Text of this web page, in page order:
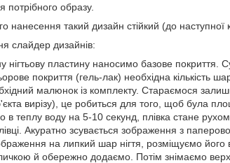
потрібного образу.
такий дизайн стійкий (до наступної
слайдер дизайнів:
нігтьову пластину наносимо базове покриття.
покриття (гель-лак) необхідна кількість
малюнок із комплекту. Стараємося
вирізу), це робиться для того, щоб була
в теплу воду на 5-10 секунд, плівка стане
Акуратно зсувається зображення з
на липкий шар нігтя, розміщуємо його
й обережно додаємо. Потім знімаємо